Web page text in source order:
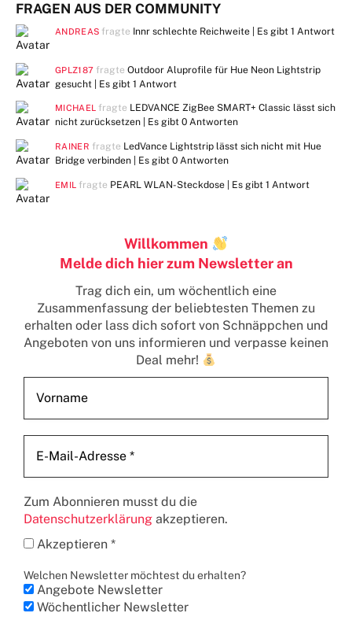
FRAGEN AUS DER COMMUNITY
ANDREAS fragte Innr schlechte Reichweite | Es gibt1 Antwort
GPLZ187 fragteOutdoor Aluprofile für Hue Neon Lightstrip
gesucht | Es gibt 1 Antwort
MICHAEL fragte LEDVANCE ZigBee SMART+ Classic lässt sich
nicht zurücksetzen | Es gibt 0 Antworten
RAINER fragte LedVance Lightstrip lässt sich nicht mit Hue
Bridge verbinden | Es gibt 0 Antworten
EMIL fragte PEARL WLAN-Steckdose | Es gibt1 Antwort
Willkommen
Melde dich hier zum Newsletter an
Trag dich ein, um wöchentlich eine
Zusammenfassung der beliebtesten Themen zu
erhaltenoder lass dich sofort von Schnäppchen und
Angeboten von uns informieren und verpasse keinen
Deal mehr!
Zum Abonnieren musst du die
Datenschutzerklärung akzeptieren.
Akzeptieren *
Welchen Newsletter möchtest du erhalten?
Angebote Newsletter
Wöchentlicher Newsletter